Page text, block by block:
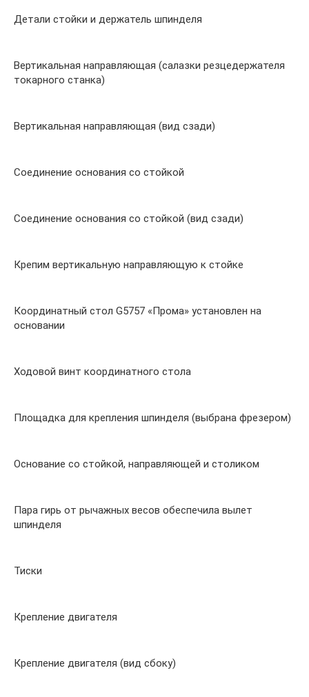
Детали стойки и держатель шпинделя
Вертикальная направляющая (салазки резцедержателя
токарного станка)
Вертикальная направляющая (вид сзади)
Соединение основания со стойкой
Соединение основания со стойкой (вид сзади)
Крепим вертикальную направляющую к стойке
Координатный стол G5757 «Прома» установлен на
основании
Ходовой винт координатного стола
Площадка для крепления шпинделя (выбрана фрезером)
Основание со стойкой, направляющей и столиком
Пара гирь от рычажных весов обеспечила вылет
шпинделя
Тиски
Крепление двигателя
Крепление двигателя (вид сбоку)